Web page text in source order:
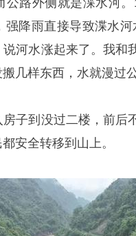
公路外侧就是渫水河
降雨直接导致渫水
河水涨起来了。我和
几样东西，水就漫过
子到没过二楼，前后
安全转移到山上。